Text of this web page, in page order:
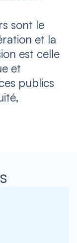
sont le
et la
est celle
et
publics